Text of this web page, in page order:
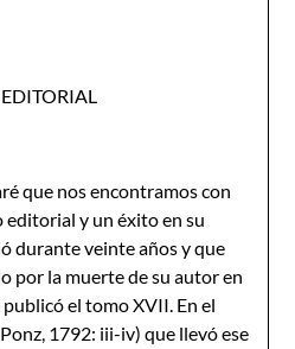
que nos encontramos con
y un éxito en su
durante veinte años y que
por la muerte de su autor en
el tomo XVII. En el
1792: iii-iv) que llevó ese